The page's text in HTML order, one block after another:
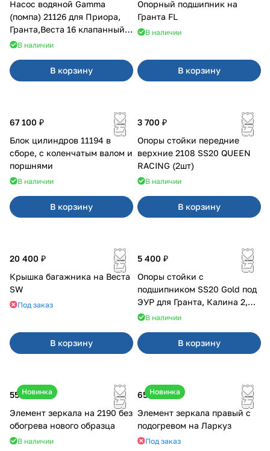
Насос водяной Gamma
(помпа) 21126 для Приора,
Гранта,Веста 16 клапанный
двигатель.
В наличии
В корзину
Опорный подшипник на
Гранта FL
В наличии
В корзину
67 100 ₽
Блок цилиндров 11194 в
сборе, с коленчатым валом и
поршнями
В наличии
В корзину
3 700 ₽
Опоры стойки передние
верхние 2108 SS20 QUEEN
RACING (2шт)
В наличии
В корзину
20 400 ₽
Крышка багажника на Веста
SW
Под заказ
В корзину
5 400 ₽
Опоры стойки с
подшипником SS20 Gold под
ЭУР для Гранта, Калина 2,
Datsun
В наличии
В корзину
Новинка
550 ₽
Элемент зеркала на 2190 без
обогрева нового образца
В наличии
Новинка
650 ₽
Элемент зеркала правый с
подогревом на Ларкуз
Под заказ